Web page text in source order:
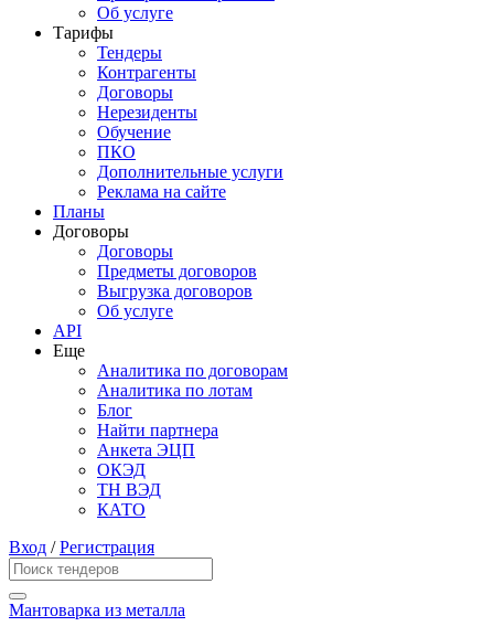
Об услуге
Тарифы
Тендеры
Контрагенты
Договоры
Нерезиденты
Обучение
ПКО
Дополнительные услуги
Реклама на сайте
Планы
Договоры
Договоры
Предметы договоров
Выгрузка договоров
Об услуге
API
Еще
Аналитика по договорам
Аналитика по лотам
Блог
Найти партнера
Анкета ЭЦП
ОКЭД
ТН ВЭД
КАТО
Вход /Регистрация
Мантоварка из металла